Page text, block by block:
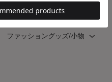
シューズ
ファッショングッズ/小物